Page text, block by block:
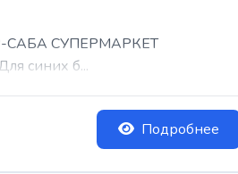
САБА СУПЕРМАРКЕТ
синих б...
Подробнее